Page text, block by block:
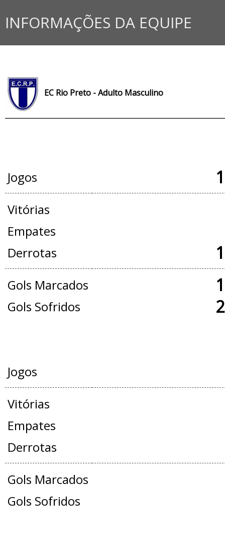
INFORMAÇÕES DA EQUIPE
EC Rio Preto - Adulto Masculino
Jogos
Vitórias
Empates
Derrotas
Gols Marcados
Gols Sofridos
Jogos
Vitórias
Empates
Derrotas
Gols Marcados
Gols Sofridos